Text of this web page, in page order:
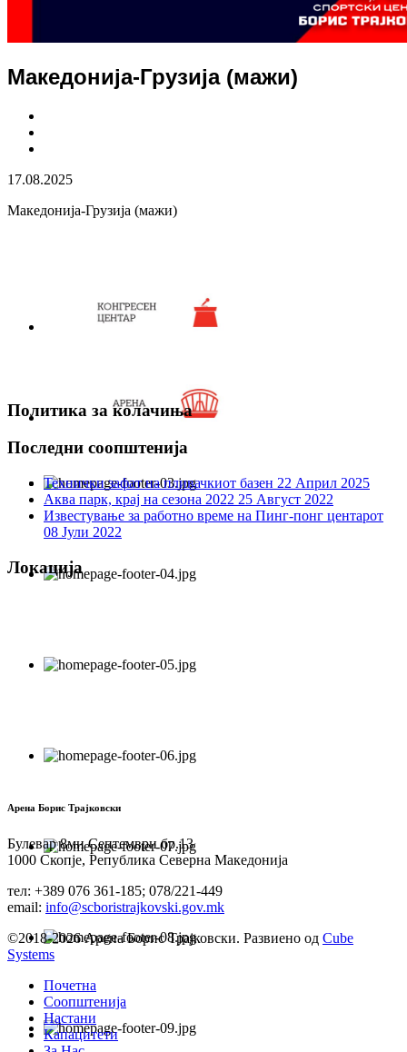
Македонија-Грузија (мажи)
17.08.2025
Македонија-Грузија (мажи)
Политика за колачиња
Последни соопштенија
Технички зафат на пливачкиот базен 22 Април 2025
Аква парк, крај на сезона 2022 25 Август 2022
Известување за работно време на Пинг-понг центарот
08 Јули 2022
Локација
Арена Борис Трајковски
Булевар 8ми Септември бр.13
1000 Скопје, Република Северна Македонија
тел: +389 076 361-185; 078/221-449
email: info@scboristrajkovski.gov.mk
©2018-2026 Арена Борис Трајковски. Развиено од Cube
Systems
Почетна
Соопштенија
Настани
Капацитети